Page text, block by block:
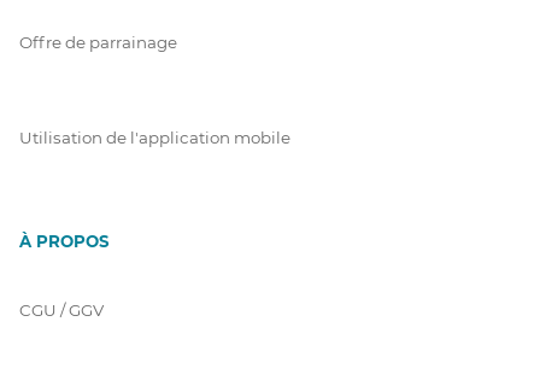
Offre de parrainage
Utilisation de l'application mobile
À PROPOS
CGU / GGV